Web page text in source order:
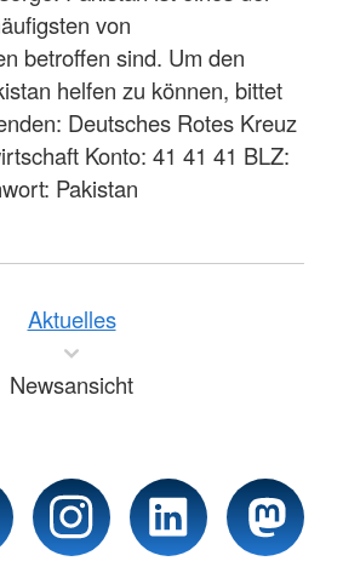
von
betroffen sind. Um den
helfen zu können, bittet
Deutsches Rotes Kreuz
Konto: 41 41 41 BLZ:
Pakistan
Aktuelles
Newsansicht